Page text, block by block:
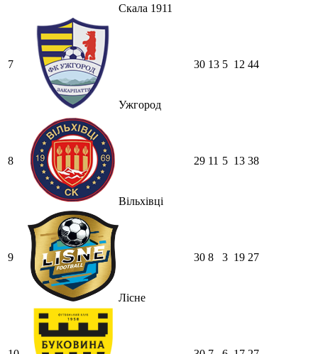
Скала 1911
7
Ужгород
30 13 5 12 44
8
Вільхівці
29 11 5 13 38
9
Лісне
30 8 3 19 27